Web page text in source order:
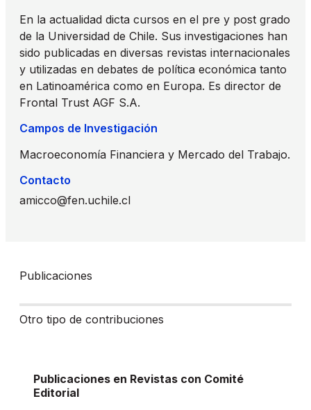
En la actualidad dicta cursos en el pre y post grado
de la Universidad de Chile. Sus investigaciones han
sido publicadas en diversas revistas internacionales
y utilizadas en debates de política económica tanto
en Latinoamérica como en Europa. Es director de
Frontal Trust AGF S.A.
Campos de Investigación
Macroeconomía Financiera y Mercado del Trabajo.
Contacto
amicco@fen.uchile.cl
Publicaciones
Otro tipo de contribuciones
Publicaciones en Revistas con Comité
Editorial